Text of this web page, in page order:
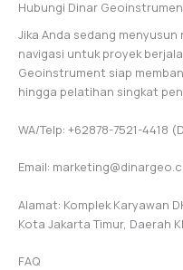
Hubungi Dinar
Jika Anda sedang
navigasi untuk proyek
Geoinstrument siap
hingga pelatihan singkat
WA/Telp: +62878-7521-4418
Email:
Alamat: Komplek Karyawan
Kota Jakarta Timur, Daerah
FAQ